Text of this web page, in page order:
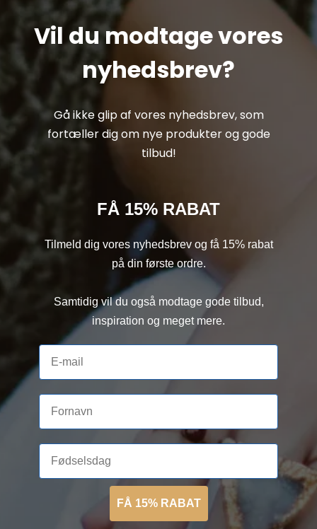
Vil du modtage vores
nyhedsbrev?
Gå ikke glip af vores nyhedsbrev, som
fortæller dig om nye produkter og gode
tilbud!
FÅ 15% RABAT
Tilmeld dig vores nyhedsbrev og få 15% rabat
på din første ordre.
Samtidig vil du også modtage gode tilbud,
inspiration og meget mere.
FÅ 15% RABAT